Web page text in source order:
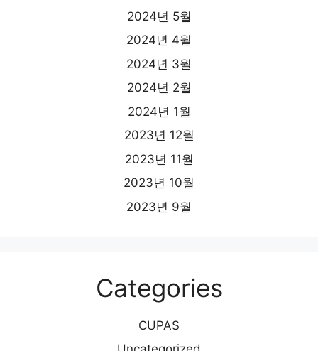
2024년 5월
2024년 4월
2024년 3월
2024년 2월
2024년 1월
2023년 12월
2023년 11월
2023년 10월
2023년 9월
Categories
CUPAS